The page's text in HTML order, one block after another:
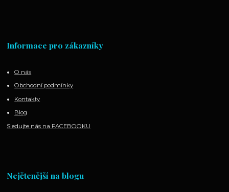
Informace pro zákazníky
O nás
Obchodní podmínky
Kontakty
Blog
Sledujte nás na FACEBOOKU
Nejčtenější na blogu